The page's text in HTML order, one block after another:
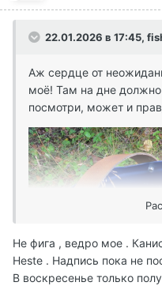
22.01.2026 в 17:45,
Аж сердце от
моё! Там на дне должно
посмотри, может и
Не фига , ведро мое .
Heste . Надпись пока не
В воскресенье только